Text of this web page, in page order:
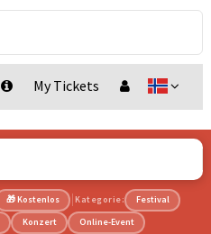
My Tickets
🎁 Kostenlos Kategorie:
Festival
Konzert
Online-Event